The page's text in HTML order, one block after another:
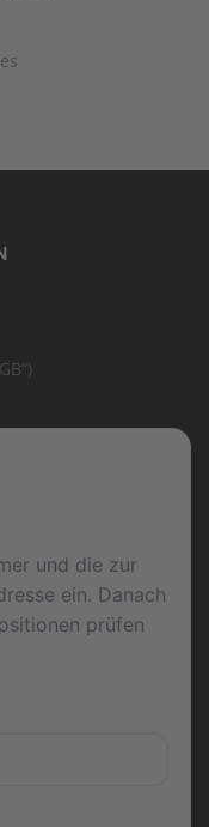
und die zur
ein. Danach
prüfen